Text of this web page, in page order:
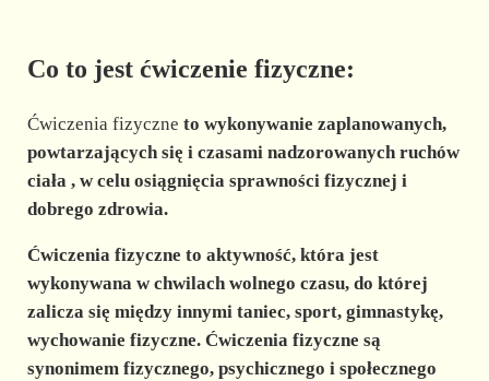
V
i
e
o
Co to jest ćwiczenie fizyczne:
Ćwiczenia fizyczne to wykonywanie zaplanowanych,
powtarzających się i czasami nadzorowanych ruchów
ciała, w celu osiągnięcia sprawności fizycznej i
dobrego zdrowia.
Ćwiczenia fizyczne to aktywność, która jest
wykonywana w chwilach wolnego czasu, do której
zalicza się między innymi taniec, sport, gimnastykę,
wychowanie fizyczne. Ćwiczenia fizyczne są
synonimem fizycznego, psychicznego i społecznego